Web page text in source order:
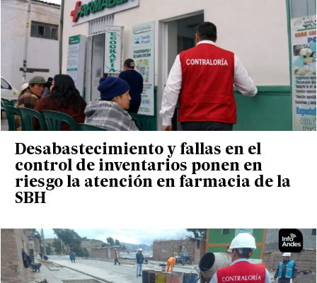
Desabastecimiento y fallas en el
control de inventarios ponen en
riesgo la atención en farmacia de la
SBH